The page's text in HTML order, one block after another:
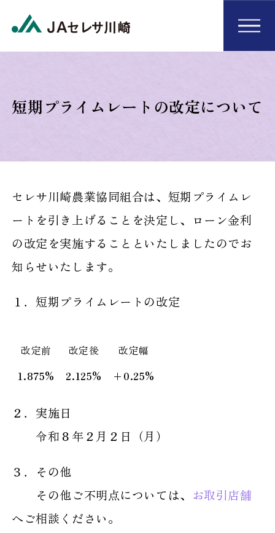
短期プライムレートの改定について
セレサ川崎農業協同組合は、短期プライムレ
ートを引き上げることを決定し、ローン金利
の改定を実施することといたしましたのでお
知らせいたします。
１．短期プライムレートの改定
改定前 改定後
改定幅
1.875%
2.125% +0.25%
２．実施日
令和８年２月２日（月）
３．その他
その他ご不明点については、 お取引店舗
へご相談ください。